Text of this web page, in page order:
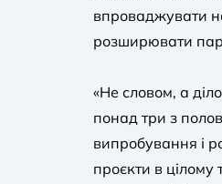
впроваджувати
розширювати
«Не словом, а
понад три з
випробування і
проєкти в цілому